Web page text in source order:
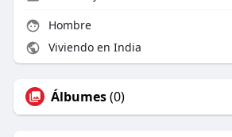
Hombre
Viviendo en India
Álbumes(0)